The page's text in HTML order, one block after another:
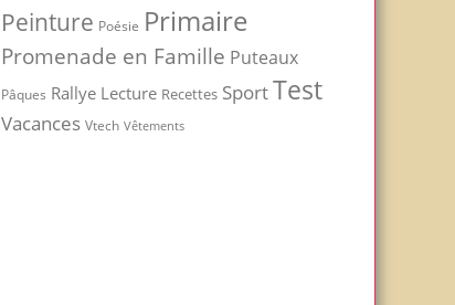
Peinture Poésie Primaire
Promenade en Famille Puteaux
Pâques Rallye Lecture Recettes SportTest
Vacances Vtech Vêtements